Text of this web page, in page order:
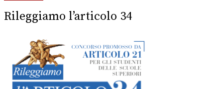
Rileggiamo l’articolo 34